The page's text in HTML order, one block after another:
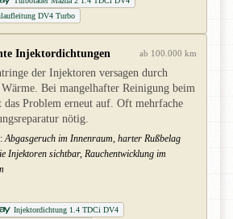
DV4 Turbo
Injektordichtungen ab 100.000 km
der Injektoren versagen durch
Bei mangelhafter Reinigung beim
das Problem erneut auf. Oft mehrfache
nötig.
Abgasgeruch im Innenraum, harter Rußbelag
Injektoren sichtbar, Rauchentwicklung im
Injektordichtung 1.4 TDCi DV4